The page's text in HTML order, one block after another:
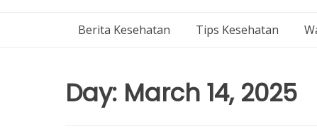
Berita Kesehatan Tips Kesehatan
Day: March 14, 2025